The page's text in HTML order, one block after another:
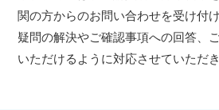
関の方からのお問い合わせを受け付け
疑問の解決やご確認事項への回答、
いただけるように対応させていただき